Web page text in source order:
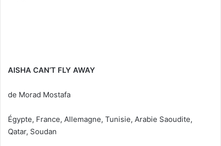
AISHA CAN’T FLY AWAY
de Morad Mostafa
Égypte, France, Allemagne, Tunisie, Arabie Saoudite,
Qatar, Soudan